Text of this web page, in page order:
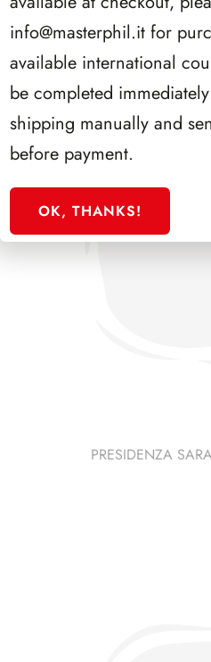
PRESIDENZA
info@masterphil.it for
available international
be completed
shipping manually and
before payment.
OK, THANKS!